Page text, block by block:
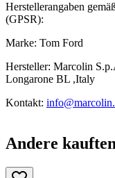
Herstellerangaben
(GPSR):
Marke: Tom Ford
Hersteller: Marcolin
Longarone BL ,Italy
Kontakt:
Andere